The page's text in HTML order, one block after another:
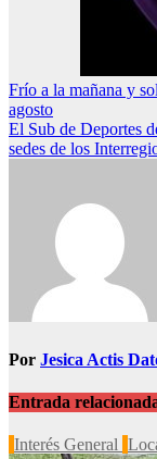
Navegación
de
entradas
Frío a la mañana y
agosto
El Sub de Deportes
sedes de los
Por Jesica Actis
Entrada
Interés General